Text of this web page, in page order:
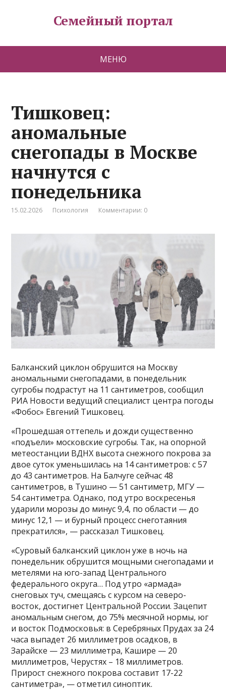
Семейный портал
МЕНЮ
Тишковец:
аномальные
снегопады в Москве
начнутся с
понедельника
15.02.2026 Психология Комментарии: 0
Балканский циклон обрушится на Москву
аномальными снегопадами, в понедельник
сугробы подрастут на 11 сантиметров, сообщил
РИА Новости ведущий специалист центра погоды
«Фобос» Евгений Тишковец.
«Прошедшая оттепель и дожди существенно
«подъели» московские сугробы. Так, на опорной
метеостанции ВДНХ высота снежного покрова за
двое суток уменьшилась на 14 сантиметров: с 57
до 43 сантиметров. На Балчуге сейчас 48
сантиметров, в Тушино — 51 сантиметр, МГУ —
54 сантиметра. Однако, под утро воскресенья
ударили морозы до минус 9,4, по области — до
минус 12,1 — и бурный процесс снеготаяния
прекратился», — рассказал Тишковец.
«Суровый балканский циклон уже в ночь на
понедельник обрушится мощными снегопадами и
метелями на юго-запад Центрального
федерального округа… Под утро «армада»
снеговых туч, смещаясь с курсом на северо-
восток, достигнет Центральной России. Зацепит
аномальным снегом, до 75% месячной нормы, юг
и восток Подмосковья: в Серебряных Прудах за 24
часа выпадет 26 миллиметров осадков, в
Зарайске — 23 миллиметра, Кашире — 20
миллиметров, Черустях – 18 миллиметров.
Прирост снежного покрова составит 17-22
сантиметра», — отметил синоптик.